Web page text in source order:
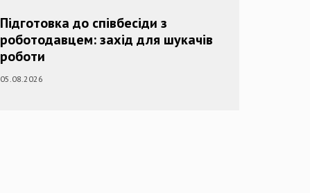
Підготовка до співбесіди з
роботодавцем: захід для шукачів
роботи
05.08.2026